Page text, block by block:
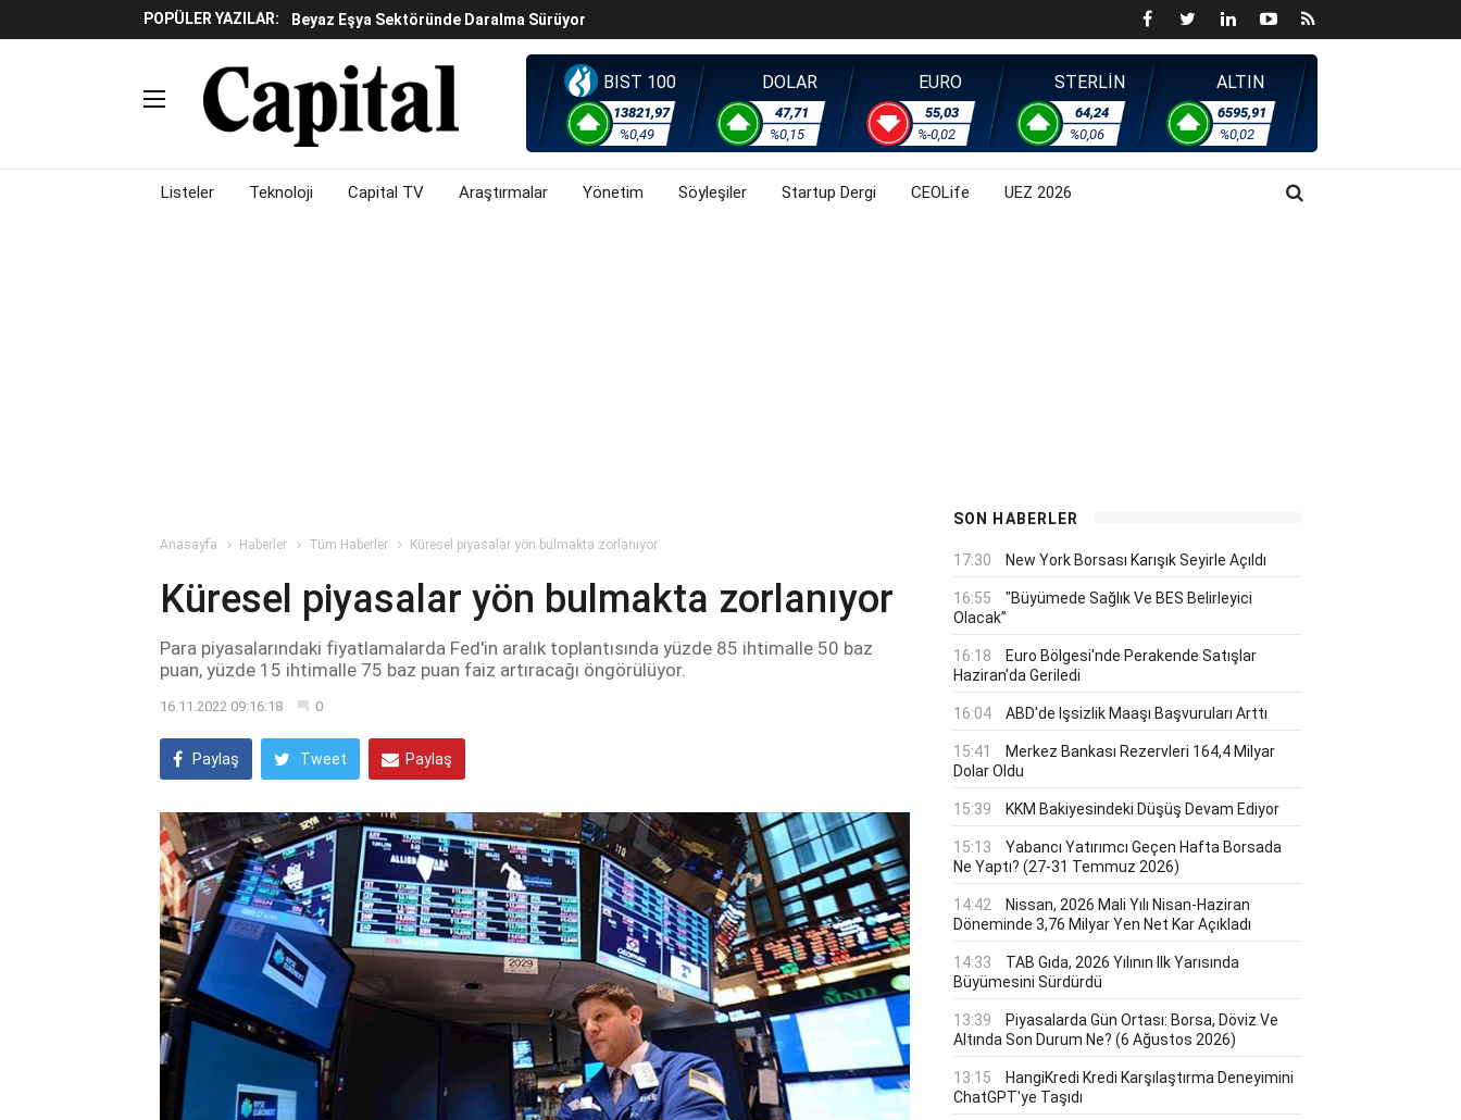
POPÜLER YAZILAR:
Beyaz Eşya Sektöründe Daralma Sürüyor
Döviz Ve Altın Güne Nasıl Başladı? (31 Temmuz 2026)
Küresel Piyasalarda Teknoloji Rallisi Risk Iştahını Artırdı
Piyasalarda Gün Ortası: Borsa, Döviz Ve Altında Son Durum Ne? (31 Temmuz 2026)
BIST 100
13821,97
%0,49
DOLAR
47,71
%0,15
EURO
55,03
%-0,02
STERLİN
64,24
%0,06
ALTIN
6595,91
%0,02
Listeler Teknoloji Capital TV Araştırmalar Yönetim Söyleşiler Startup Dergi CEOLife UEZ 2026
Anasayfa Haberler Tüm Haberler Küresel piyasalar yön bulmakta zorlanıyor
Küresel piyasalar yön bulmakta zorlanıyor
Para piyasalarındaki fiyatlamalarda Fed'in aralık toplantısında yüzde 85 ihtimalle 50 baz
puan, yüzde 15 ihtimalle 75 baz puan faiz artıracağı öngörülüyor.
16.11.2022 09:16:18 0
Paylaş Tweet Paylaş
SON HABERLER
17:30 New York Borsası Karışık Seyirle Açıldı
16:55
"Büyümede Sağlık Ve BES Belirleyici
Olacak”
16:18
Euro Bölgesi'nde Perakende Satışlar
Haziran'da Geriledi
16:04 ABD'de Işsizlik Maaşı Başvuruları Arttı
15:41
Merkez Bankası Rezervleri 164,4 Milyar
Dolar Oldu
15:39 KKM Bakiyesindeki Düşüş Devam Ediyor
15:13
Yabancı Yatırımcı Geçen Hafta Borsada
Ne Yaptı? (27-31 Temmuz 2026)
14:42
Nissan, 2026 Mali Yılı Nisan-Haziran
Döneminde 3,76 Milyar Yen Net Kar Açıkladı
14:33
TAB Gıda, 2026 Yılının Ilk Yarısında
Büyümesini Sürdürdü
13:39
Piyasalarda Gün Ortası: Borsa, Döviz Ve
Altında Son Durum Ne? (6 Ağustos 2026)
13:15
HangiKredi Kredi Karşılaştırma Deneyimini
ChatGPT'ye Taşıdı